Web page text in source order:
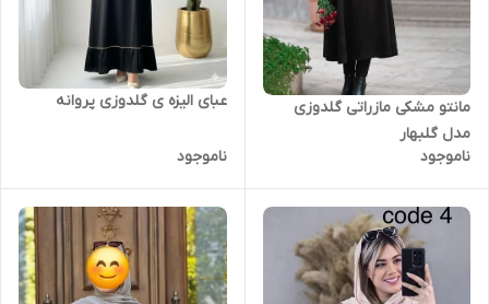
مانتو مشکی مازراتی گلدوزی
مدل گلبهار
ناموجود
عبای الیزه ی گلدوزی پروانه
ناموجود